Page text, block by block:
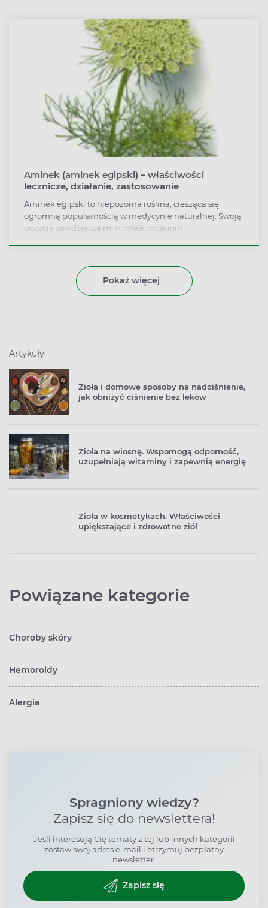
Aminek (aminek egipski) – właściwości
lecznicze, działanie, zastosowanie
Aminek egipski to niepozorna roślina, ciesząca się
ogromną popularnością w medycynie naturalnej. Swoją
pozycję zawdzięcza m.in. właściwościom
właściwości ma aminek egipski? Gdzie znajduje
zastosowanie? Sprawdź, w czym może pomóc!
Pokaż więcej
Artykuły
Zioła i domowe sposoby na nadciśnienie,
jak obniżyć ciśnienie bez leków
Zioła na wiosnę. Wspomogą odporność,
uzupełniają witaminy i zapewnią energię
Zioła w kosmetykach. Właściwości
upiększające i zdrowotne ziół
Powiązane kategorie
Choroby skóry
Hemoroidy
Alergia
Spragniony wiedzy?
Zapisz się do newslettera!
Jeśli interesują Cię tematy z tej lub innych kategorii
zostaw swój adres e-mail i otrzymuj bezpłatny
newsletter.
Zapisz się